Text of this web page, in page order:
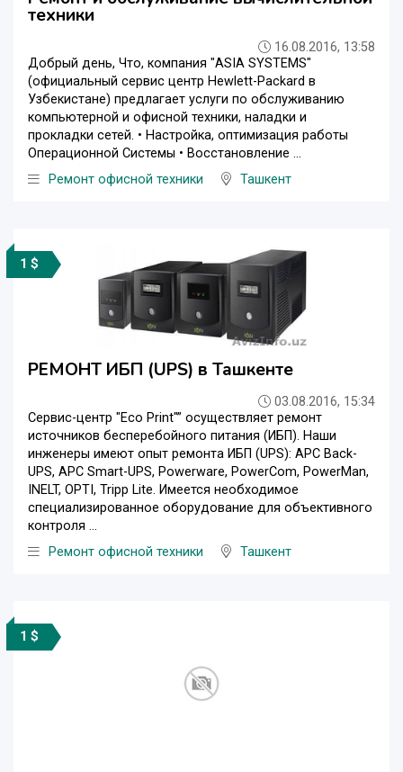
техники
16.08.2016, 13:58
Добрый день, Что, компания "ASIA SYSTEMS"
(официальный сервис центр Hewlett-Packard в
Узбекистане) предлагает услуги по обслуживанию
компьютерной и офисной техники, наладки и
прокладки сетей. • Настройка, оптимизация работы
Операционной Системы • Восстановление ...
Ремонт офисной техники
Ташкент
1 $
РЕМОНТ ИБП (UPS) в Ташкенте
03.08.2016, 15:34
Сервис-центр "Eco Print"” осуществляет ремонт
источников бесперебойного питания (ИБП). Наши
инженеры имеют опыт ремонта ИБП (UPS): APC Back-
UPS, APC Smart-UPS, Powerware, PowerCom, PowerMan,
INELT, OPTI, Tripp Lite. Имеется необходимое
специализированное оборудование для объективного
контроля ...
Ремонт офисной техники
Ташкент
1 $